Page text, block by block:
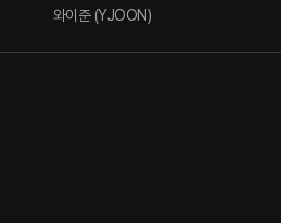
와이준 (YJOON)